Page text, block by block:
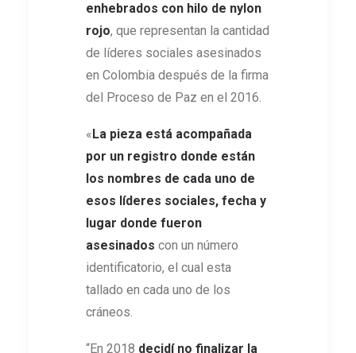
enhebrados con hilo de nylon
rojo, que representan la cantidad
de líderes sociales asesinados
en Colombia después de la firma
del Proceso de Paz en el 2016.
« La pieza está acompañada
por un registro donde están
los nombres de cada uno de
esos líderes sociales, fecha y
lugar donde fueron
asesinados con un número
identificatorio, el cual esta
tallado en cada uno de los
cráneos.
“En 2018 decidí no finalizar la